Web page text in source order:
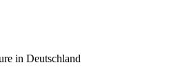
in Deutschland